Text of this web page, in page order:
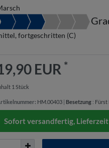
fortgeschritten (C)
EUR *
1 Stück
HM.00403 Besetzung : Fürst
Sofort versandfertig,